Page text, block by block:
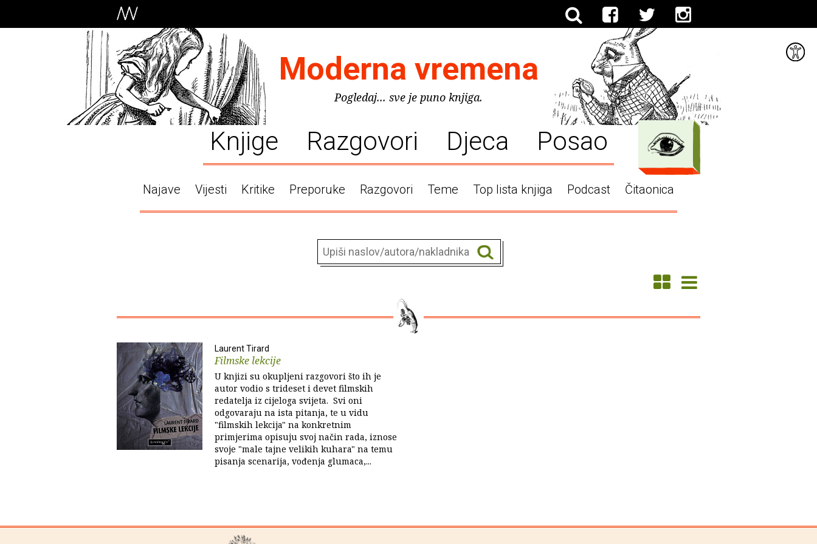
Moderna vremena
Pogledaj... sve je puno knjiga.
Knjige Razgovori Djeca Posao
Najave Vijesti Kritike Preporuke Razgovori Teme Top lista knjiga Podcast Čitaonica
Laurent Tirard
Filmske lekcije
U knjizi su okupljeni razgovori što ih je
autor vodio s trideset i devet filmskih
redatelja iz cijeloga svijeta. Svi oni
odgovaraju na ista pitanja, te u vidu
"filmskih lekcija" na konkretnim
primjerima opisuju svoj način rada, iznose
svoje "male tajne velikih kuhara" na temu
pisanja scenarija, vođenja glumaca,...